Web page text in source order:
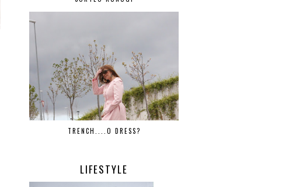
TRENCH....O DRESS?
LIFESTYLE